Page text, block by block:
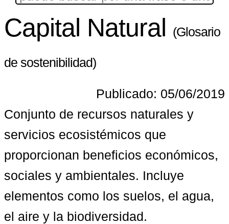
Capital Natural (Glosario
de sostenibilidad)
Publicado: 05/06/2019
Conjunto de recursos naturales y
servicios ecosistémicos que
proporcionan beneficios económicos,
sociales y ambientales. Incluye
elementos como los suelos, el agua,
el aire y la biodiversidad.